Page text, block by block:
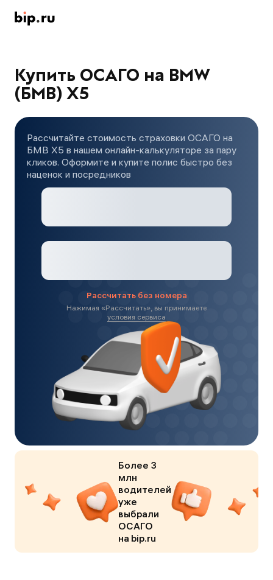
Купить ОСАГО на BMW
(БМВ) X5
Рассчитайте стоимость страховки ОСАГО на
БМВ X5 в нашем онлайн-калькуляторе за пару
кликов. Оформите и купите полис быстро без
наценок и посредников
Рассчитать без номера
Нажимая «Рассчитать», вы принимаете
условия сервиса
Более 3
млн
водителей
уже
выбрали
ОСАГО
на bip.ru